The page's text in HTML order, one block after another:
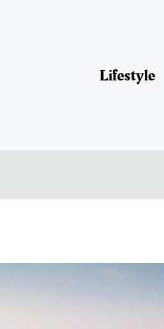
Lifestyle